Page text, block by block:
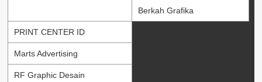
Berkah Grafika
PRINT CENTER ID
Marts Advertising
RF Graphic Desain